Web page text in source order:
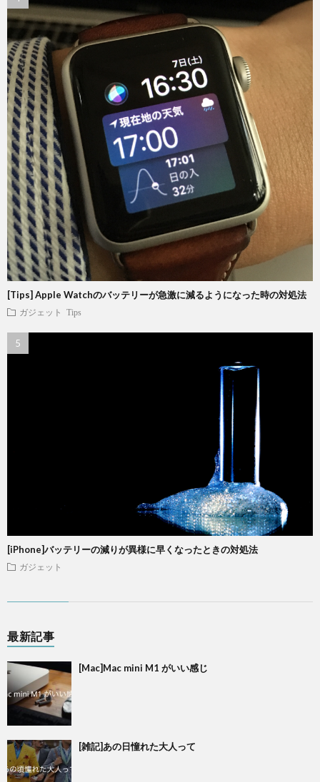
[Tips] Apple Watchのバッテリーが急激に減るようになった時の対処法
ガジェット Tips
[iPhone]バッテリーの減りが異様に早くなったときの対処法
ガジェット
最新記事
[Mac]Mac mini M1 がいい感じ
[雑記]あの日憧れた大人って